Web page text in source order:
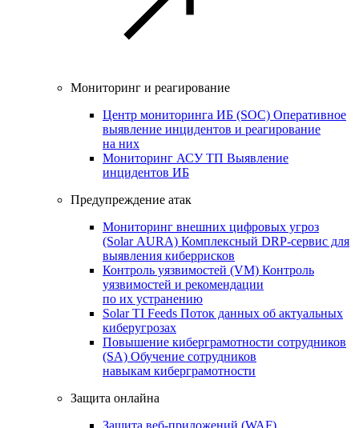
Мониторинг и реагирование
Центр мониторинга ИБ (SOC) Оперативное
выявление инцидентов и реагирование
на них
Мониторинг АСУ ТП Выявление
инцидентов ИБ
Предупреждение атак
Мониторинг внешних цифровых угроз
(Solar AURA) Комплексный DRP-сервис для
выявления киберрисков
Контроль уязвимостей (VM) Контроль
уязвимостей и рекомендации
по их устранению
Solar TI Feeds Поток данных об актуальных
киберугрозах
Повышение киберграмотности сотрудников
(SA) Обучение сотрудников
навыкам киберграмотности
Защита онлайна
Защита веб-приложений (WAF)